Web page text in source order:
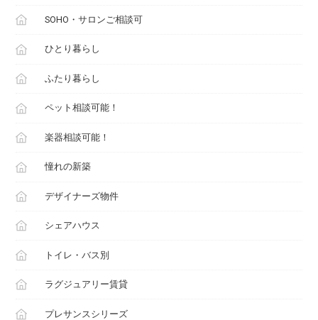
SOHO・サロンご相談可
ひとり暮らし
ふたり暮らし
ペット相談可能！
楽器相談可能！
憧れの新築
デザイナーズ物件
シェアハウス
トイレ・バス別
ラグジュアリー賃貸
プレサンスシリーズ